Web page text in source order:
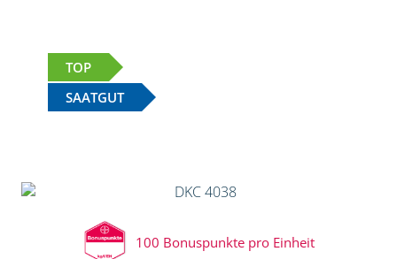
TOP
SAATGUT
100 Bonuspunkte pro Einheit